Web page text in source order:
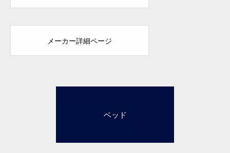
メーカー詳細ページ
2ベッド